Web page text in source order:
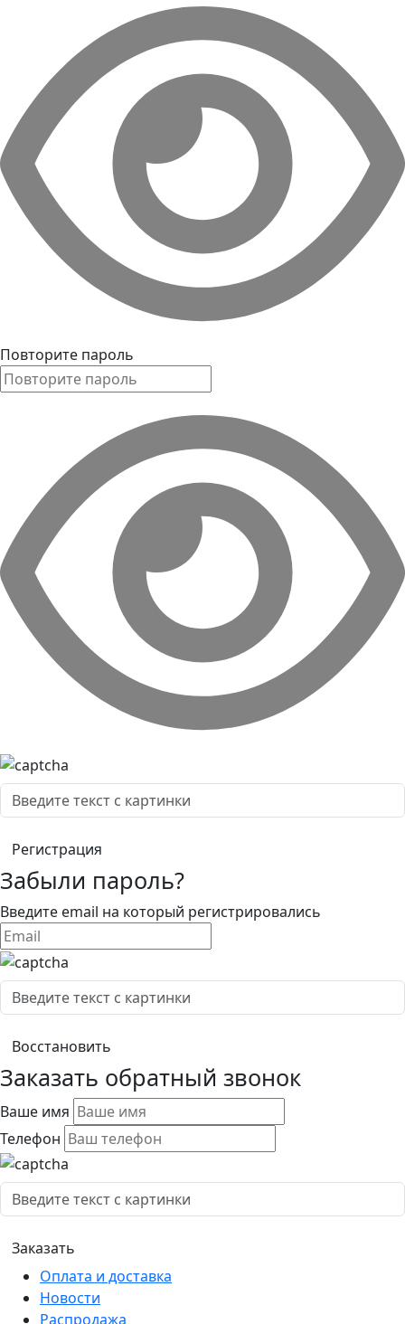
Повторите пароль
Забыли пароль?
Введите email на который регистрировались
Заказать обратный звонок
Ваше имя
Телефон
Оплата и доставка
Новости
Распродажа